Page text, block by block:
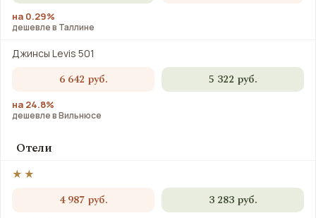
на 0.29%
дешевле в Таллине
Джинсы Levis 501
6 642 руб. 5 322 руб.
на 24.8%
дешевле в Вильнюсе
Отели
★★
4 987 руб. 3 283 руб.